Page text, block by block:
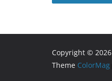
Copyright © 2026
Theme ColorMag